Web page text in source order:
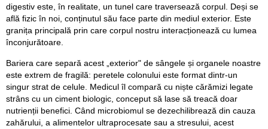
digestiv este, în realitate, un tunel care traversează corpul. Deși se
află fizic în noi, conținutul său face parte din mediul exterior. Este
granița principală prin care corpul nostru interacționează cu lumea
înconjurătoare.
Bariera care separă acest „exterior" de sângele și organele noastre
este extrem de fragilă: peretele colonului este format dintr-un
singur strat de celule. Medicul îl compară cu niște cărămizi legate
strâns cu un ciment biologic, conceput să lase să treacă doar
nutrienții benefici. Când microbiomul se dezechilibrează din cauza
zahărului, a alimentelor ultraprocesate sau a stresului, acest